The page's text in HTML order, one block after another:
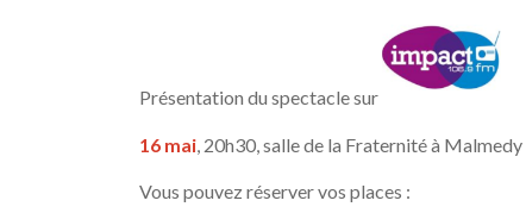
Présentation du spectacle sur
16 mai , 20h30, salle de la Fraternité à Malmedy
Vous pouvez réserver vos places :